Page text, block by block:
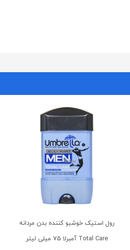
رول استیک خوشبو کننده بدن مردانه
Total Care آمبرلا 75 میلی لیتر